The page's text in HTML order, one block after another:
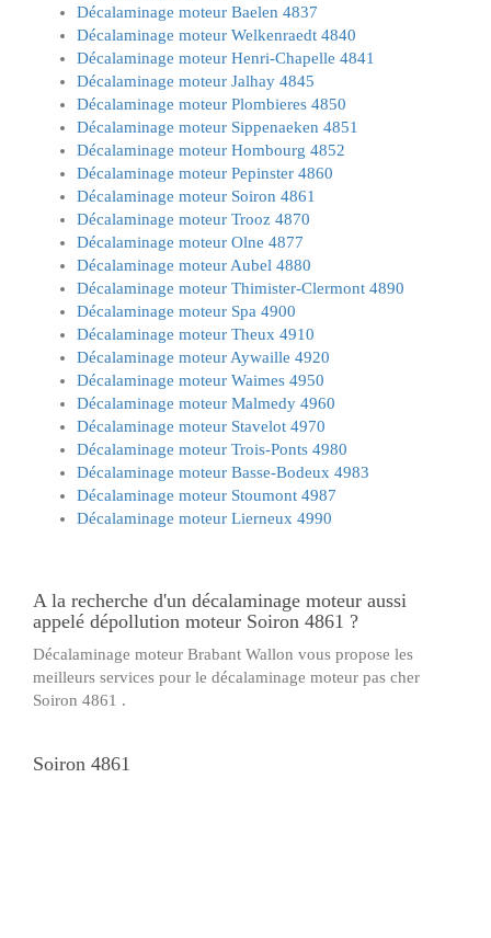
Décalaminage moteur Baelen 4837
Décalaminage moteur Welkenraedt 4840
Décalaminage moteur Henri-Chapelle 4841
Décalaminage moteur Jalhay 4845
Décalaminage moteur Plombieres 4850
Décalaminage moteur Sippenaeken 4851
Décalaminage moteur Hombourg 4852
Décalaminage moteur Pepinster 4860
Décalaminage moteur Soiron 4861
Décalaminage moteur Trooz 4870
Décalaminage moteur Olne 4877
Décalaminage moteur Aubel 4880
Décalaminage moteur Thimister-Clermont 4890
Décalaminage moteur Spa 4900
Décalaminage moteur Theux 4910
Décalaminage moteur Aywaille 4920
Décalaminage moteur Waimes 4950
Décalaminage moteur Malmedy 4960
Décalaminage moteur Stavelot 4970
Décalaminage moteur Trois-Ponts 4980
Décalaminage moteur Basse-Bodeux 4983
Décalaminage moteur Stoumont 4987
Décalaminage moteur Lierneux 4990
A la recherche d'un décalaminage moteur aussi
appelé dépollution moteur Soiron 4861 ?
Décalaminage moteur Brabant Wallon vous propose les
meilleurs services pour le décalaminage moteur pas cher
Soiron 4861 .
Soiron 4861